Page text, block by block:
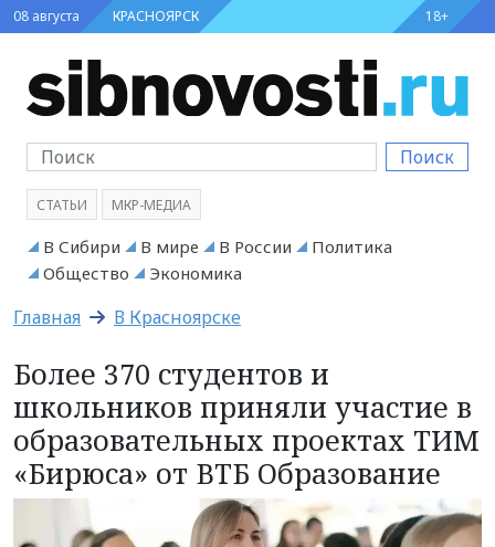
08 августа КРАСНОЯРСК 18+
Поиск
СТАТЬИ МКР-МЕДИА
В Сибири В мире В России
Политика
Общество
Экономика
Главная В Красноярске
Более 370 студентов и
школьников приняли участие в
образовательных проектах ТИМ
«Бирюса» от ВТБ Образование